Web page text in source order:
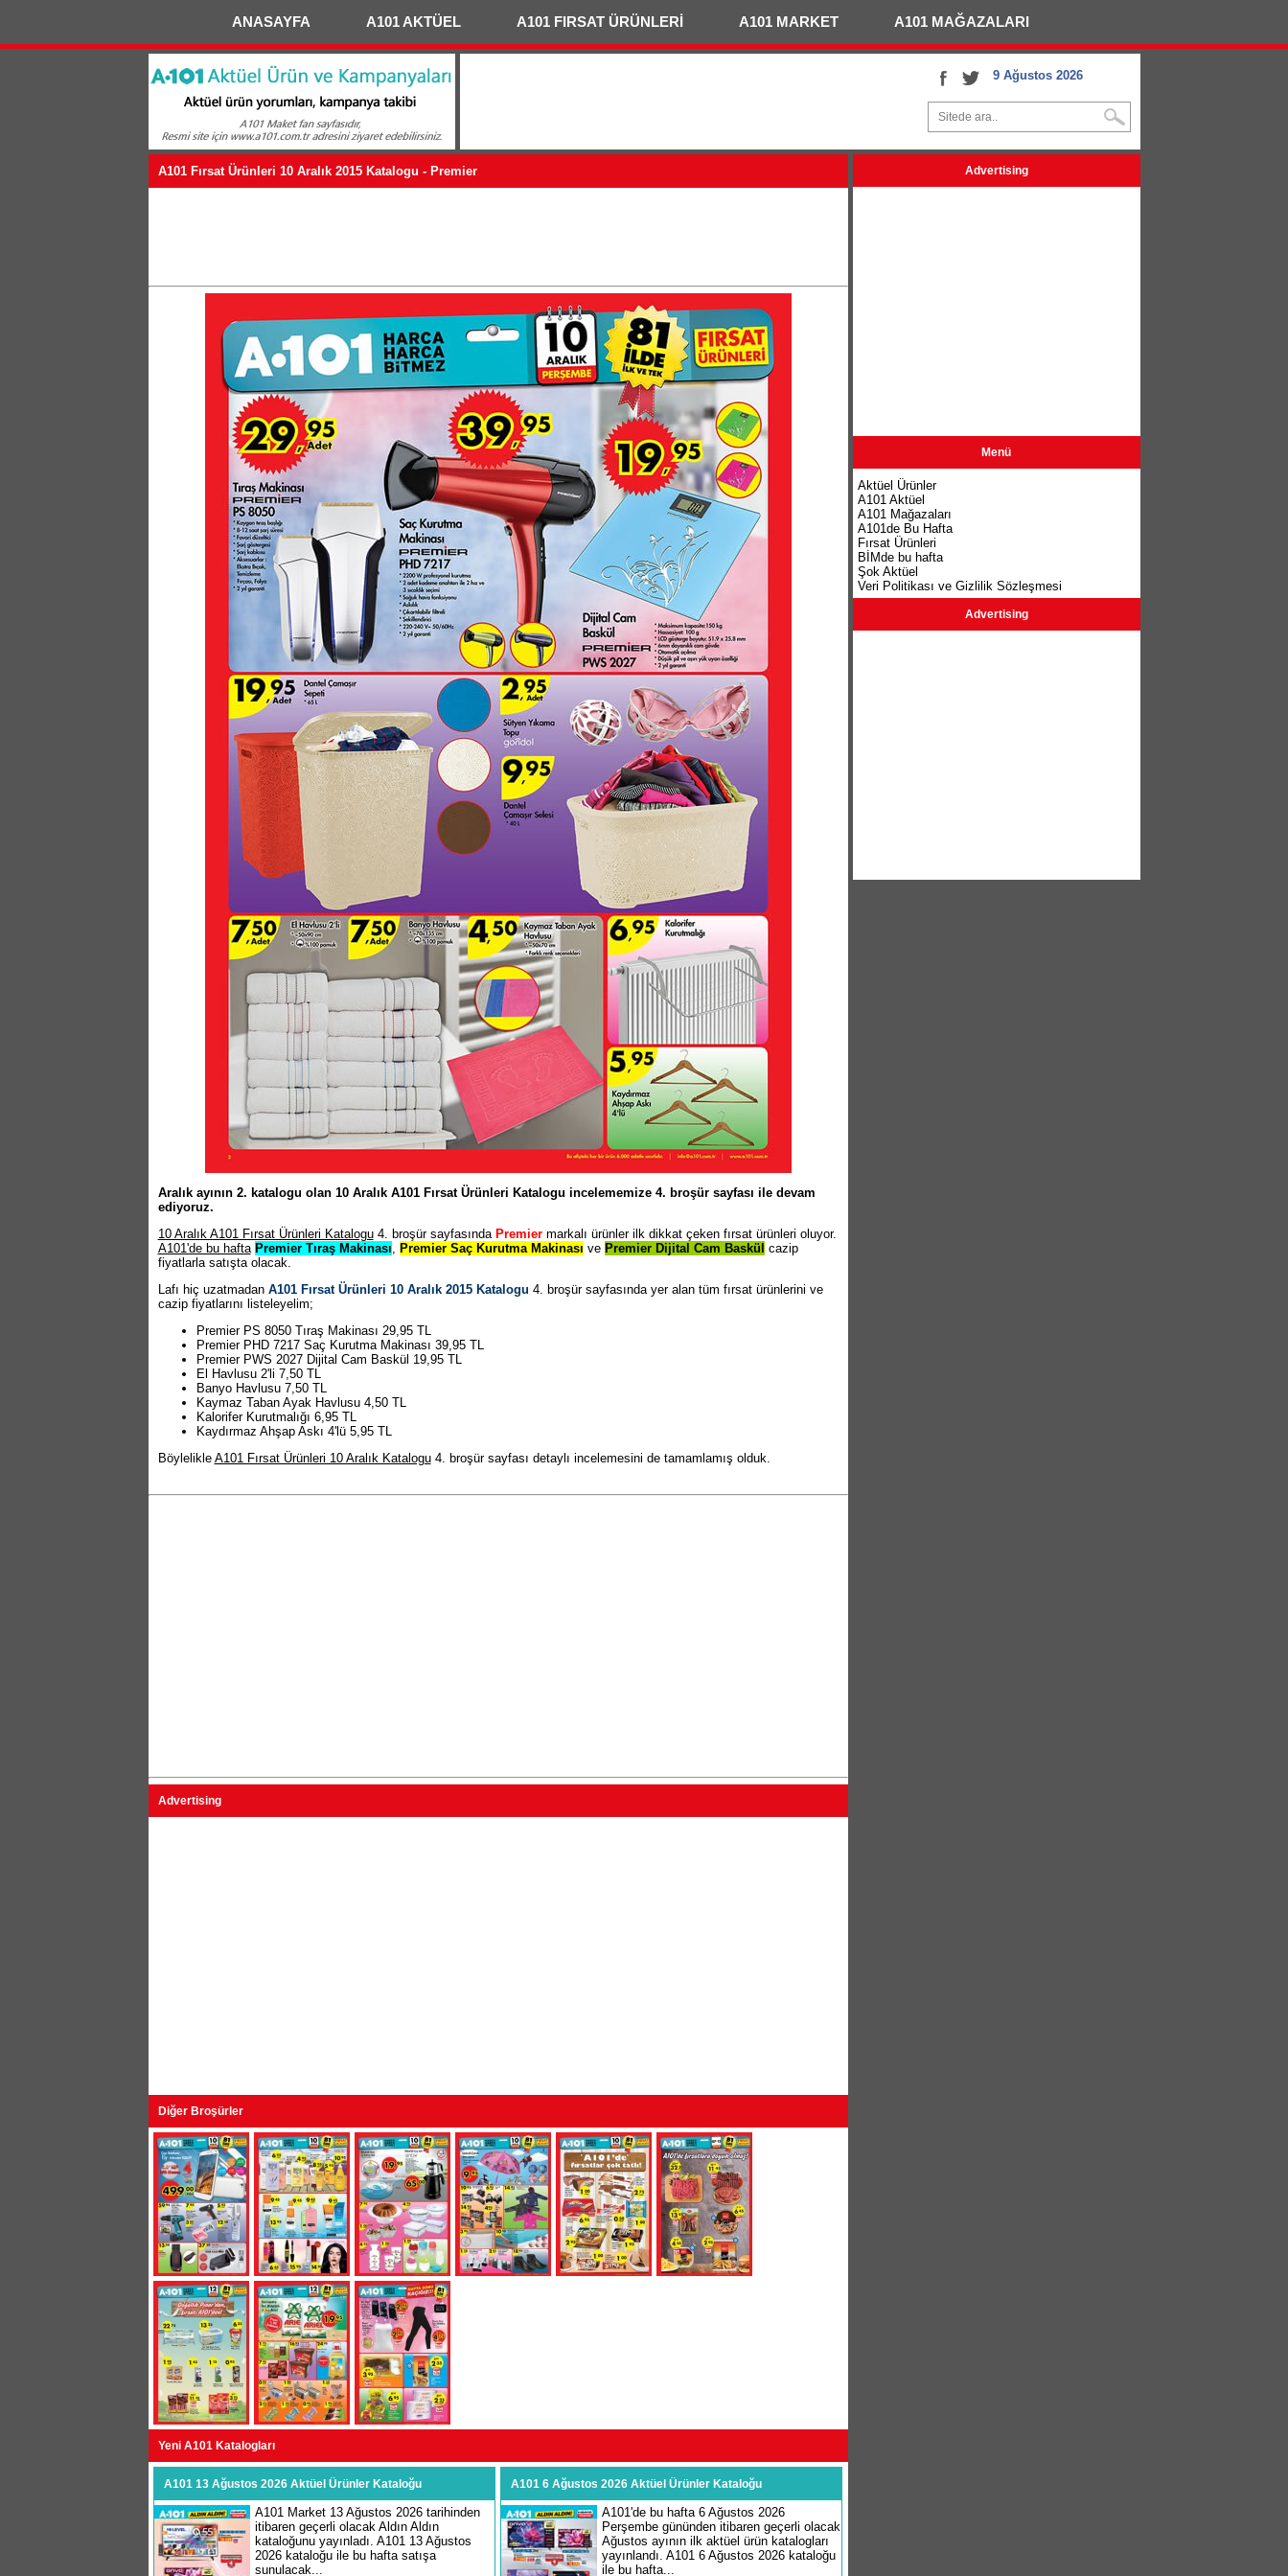
ANASAYFA A101 AKTÜEL A101 FIRSAT ÜRÜNLERİ A101 MARKET A101 MAĞAZALARI
9 Ağustos 2026
A101 Fırsat Ürünleri 10 Aralık 2015 Katalogu - Premier
Aralık ayının 2. katalogu olan 10 Aralık A101 Fırsat Ürünleri Katalogu incelememize 4. broşür sayfası ile devam
ediyoruz.
10 Aralık A101 Fırsat Ürünleri Katalogu4. broşür sayfasında Premiermarkalı ürünler ilk dikkat çeken fırsat ürünleri oluyor.
A101'de bu hafta Premier Tıraş Makinası, Premier Saç Kurutma Makinası ve Premier Dijital Cam Baskül cazip
fiyatlarla satışta olacak.
Lafı hiç uzatmadan A101 Fırsat Ürünleri 10 Aralık 2015 Katalogu 4. broşür sayfasında yer alan tüm fırsat ürünlerini ve
cazip fiyatlarını listeleyelim;
Premier PS 8050 Tıraş Makinası 29,95 TL
Premier PHD 7217 Saç Kurutma Makinası 39,95 TL
Premier PWS 2027 Dijital Cam Baskül 19,95 TL
El Havlusu 2'li 7,50 TL
Banyo Havlusu 7,50 TL
Kaymaz Taban Ayak Havlusu 4,50 TL
Kalorifer Kurutmalığı 6,95 TL
Kaydırmaz Ahşap Askı 4'lü 5,95 TL
Böylelikle A101 Fırsat Ürünleri 10 Aralık Katalogu4. broşür sayfası detaylı incelemesini de tamamlamış olduk.
Advertising
Diğer Broşürler
Yeni A101 Katalogları
A101 13 Ağustos 2026 Aktüel Ürünler Kataloğu
A101 Market 13 Ağustos 2026 tarihinden
itibaren geçerli olacak Aldın Aldın
kataloğunu yayınladı. A101 13 Ağustos
2026 kataloğu ile bu hafta satışa
sunulacak...
A101 6 Ağustos 2026 Aktüel Ürünler Kataloğu
A101'de bu hafta 6 Ağustos 2026
Perşembe gününden itibaren geçerli olacak
Ağustos ayının ilk aktüel ürün katalogları
yayınlandı. A101 6 Ağustos 2026 kataloğu
ile bu hafta...
Advertising
Menü
Aktüel Ürünler
A101 Aktüel
A101 Mağazaları
A101de Bu Hafta
Fırsat Ürünleri
BİMde bu hafta
Şok Aktüel
Veri Politikası ve Gizlilik Sözleşmesi
Advertising